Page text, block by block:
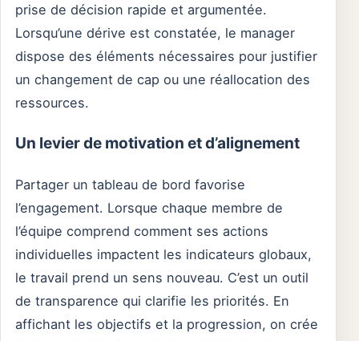
prise de décision rapide et argumentée.
Lorsqu’une dérive est constatée, le manager
dispose des éléments nécessaires pour justifier
un changement de cap ou une réallocation des
ressources.
Un levier de motivation et d’alignement
Partager un tableau de bord favorise
l’engagement. Lorsque chaque membre de
l’équipe comprend comment ses actions
individuelles impactent les indicateurs globaux,
le travail prend un sens nouveau. C’est un outil
de transparence qui clarifie les priorités. En
affichant les objectifs et la progression, on crée